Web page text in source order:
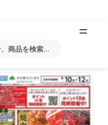
商品を検索...
ー日立